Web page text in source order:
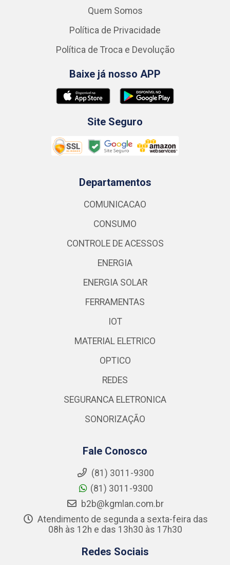
Quem Somos
Política de Privacidade
Política de Troca e Devolução
Baixe já nosso APP
Site Seguro
Departamentos
COMUNICACAO
CONSUMO
CONTROLE DE ACESSOS
ENERGIA
ENERGIA SOLAR
FERRAMENTAS
IOT
MATERIAL ELETRICO
OPTICO
REDES
SEGURANCA ELETRONICA
SONORIZAÇÃO
Fale Conosco
(81) 3011-9300
(81) 3011-9300
b2b@kgmlan.com.br
Atendimento de segunda a sexta-feira das
08h às 12h e das 13h30 às 17h30
Redes Sociais